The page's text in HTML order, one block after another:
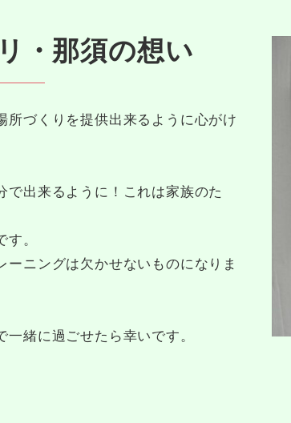
・那須の想い
所づくりを提供出来るように心がけ
で出来るように！これは家族のた
。
ニングは欠かせないものになりま
緒に過ごせたら幸いです。